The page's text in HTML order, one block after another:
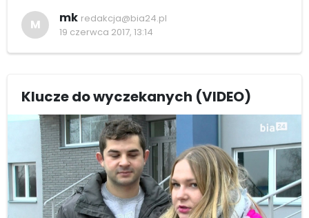
M mk redakcja@bia24.pl
19 czerwca 2017, 13:14
Klucze do wyczekanych (VIDEO)